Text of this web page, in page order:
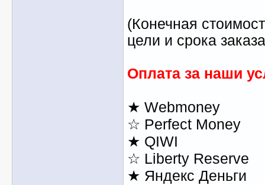
(Конечная
цели и срока
Оплата за наши
★ Webmoney
☆ Perfect Money
★ QIWI
☆ Liberty Reserve
★ Яндекс Деньги